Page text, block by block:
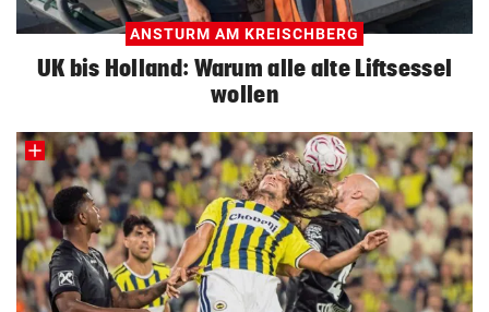
ANSTURM AM KREISCHBERG
UK bis Holland: Warum alle alte Liftsessel
wollen